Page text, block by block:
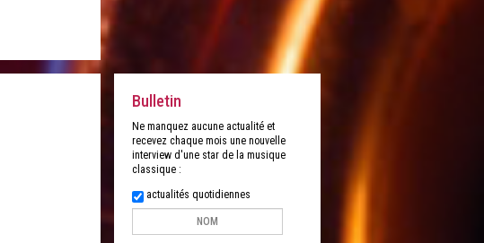
Bulletin
Ne manquez aucune actualité et
recevez chaque mois une nouvelle
interview d'une star de la musique
classique :
actualités quotidiennes